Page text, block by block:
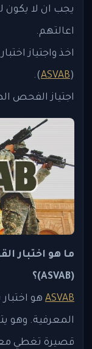
يجب ان لا يكون
اعالتهم.
اخذ واجتياز
(
ASVAB
).
اجتياز الفحص
ما هو اختبار
(ASVAB)؟
ASVAB هو
المعرفية. وهو
قصيرة تغطي